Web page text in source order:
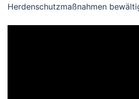
Herdenschutzmaßnahmen